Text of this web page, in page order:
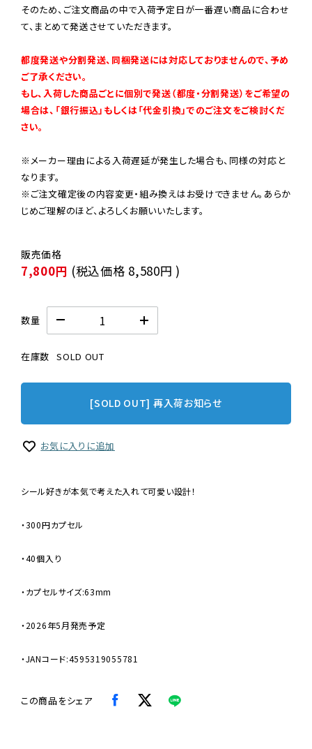
そのため、ご注文商品の中で入荷予定日が一番遅い商品に合わせ
て、まとめて発送させていただきます。
都度発送や分割発送、同梱発送には対応しておりませんので、予め
ご了承ください。
もし、入荷した商品ごとに個別で発送（都度・分割発送）をご希望の
場合は、「銀行振込」もしくは「代金引換」でのご注文をご検討くだ
さい。
※メーカー理由による入荷遅延が発生した場合も、同様の対応と
なります。
※ご注文確定後の内容変更・組み換えはお受けできません。あらか
じめご理解のほど、よろしくお願いいたします。
7,800円 (税込価格 8,580円 )
数量
在庫数 SOLD OUT
[SOLD OUT] 再入荷お知らせ
お気に入りに追加
シール好きが本気で考えた入れて可愛い設計！
・300円カプセル
・40個入り
・カプセルサイズ:63mm
・2026年5月発売予定
・JANコード:4595319055781
この商品をシェア